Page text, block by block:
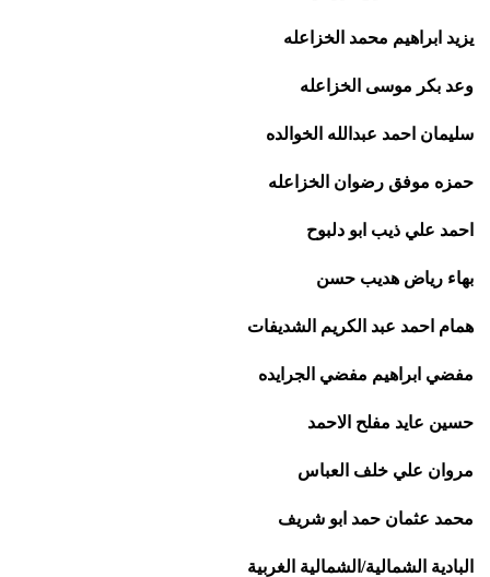
يزيد ابراهيم محمد الخزاعله
وعد بكر موسى الخزاعله
سليمان احمد عبدالله الخوالده
حمزه موفق رضوان الخزاعله
احمد علي ذيب ابو دلبوح
بهاء رياض هديب حسن
همام احمد عبد الكريم الشديفات
مفضي ابراهيم مفضي الجرايده
حسين عايد مفلح الاحمد
مروان علي خلف العباس
محمد عثمان حمد ابو شريف
البادية الشمالية/الشمالية الغربية